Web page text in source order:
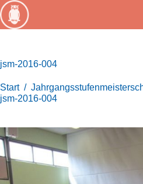
Zum
Inhalt
springen
jsm-2016-004
Start /
jsm-2016-004